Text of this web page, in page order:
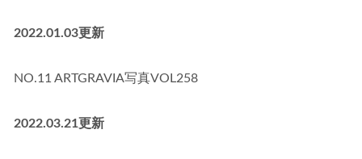
2022.01.03更新
NO.11 ARTGRAVIA写真VOL258
2022.03.21更新